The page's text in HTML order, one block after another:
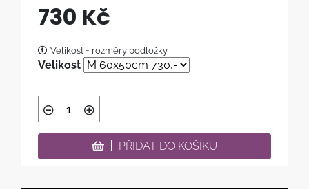
730 Kč
Velikost = rozměry podložky
Velikost
PŘIDAT DO KOŠÍKU